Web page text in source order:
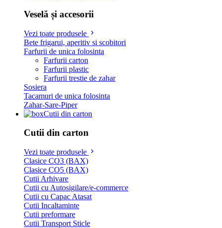
Veselă și accesorii
Vezi toate produsele
Bete frigarui, aperitiv si scobitori
Farfurii de unica folosinta
Farfurii carton
Farfurii plastic
Farfurii trestie de zahar
Sosiera
Tacamuri de unica folosinta
Zahar-Sare-Piper
Cutii din carton
Cutii din carton
Vezi toate produsele
Clasice CO3 (BAX)
Clasice CO5 (BAX)
Cutii Arhivare
Cutii cu Autosigilare/e-commerce
Cutii cu Capac Atasat
Cutii Incaltaminte
Cutii preformare
Cutii Transport Sticle